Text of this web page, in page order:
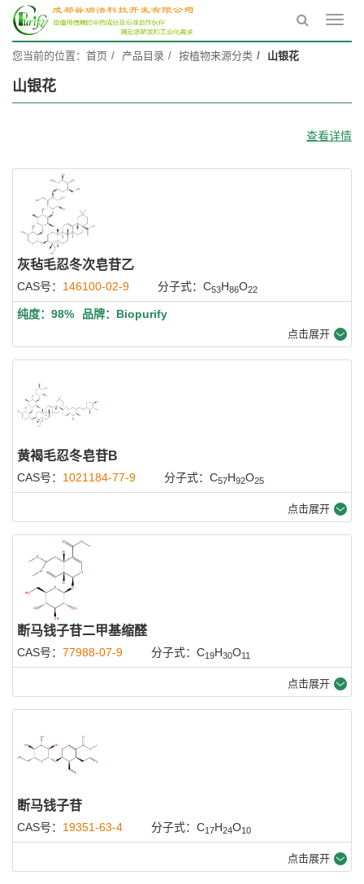
您当前的位置： 首页 产品目录 按植物来源分类 山银花
山银花
查看详情
灰毡毛忍冬次皂苷乙
CAS号： 146100-02-9 分子式：C53H86O22
纯度：98% 品牌：Biopurify
点击展开
黄褐毛忍冬皂苷B
CAS号： 1021184-77-9 分子式：C57H92O25
点击展开
断马钱子苷二甲基缩醛
CAS号： 77988-07-9 分子式：C19H30O11
点击展开
断马钱子苷
CAS号： 19351-63-4 分子式：C17H24O10
点击展开